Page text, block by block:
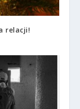
relacji!